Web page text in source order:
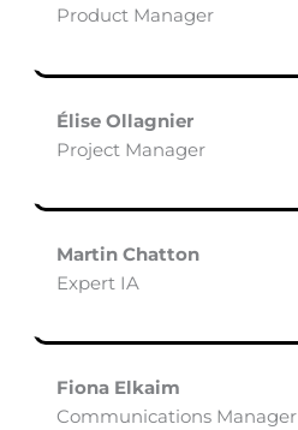
Product Manager
Élise Ollagnier
Project Manager
Martin Chatton
Expert IA
Fiona Elkaim
Communications Manager